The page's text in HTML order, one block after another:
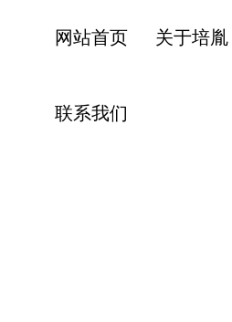
网站首页 关于培胤
联系我们